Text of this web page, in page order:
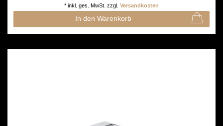
In den Warenkorb
* inkl. ges. MwSt. zzgl. Versandkosten